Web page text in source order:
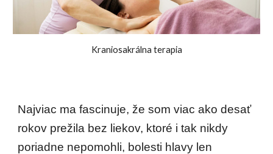
Kraniosakrálna terapia
Najviac ma fascinuje, že som viac ako desať
rokov prežila bez liekov, ktoré i tak nikdy
poriadne nepomohli, bolesti hlavy len